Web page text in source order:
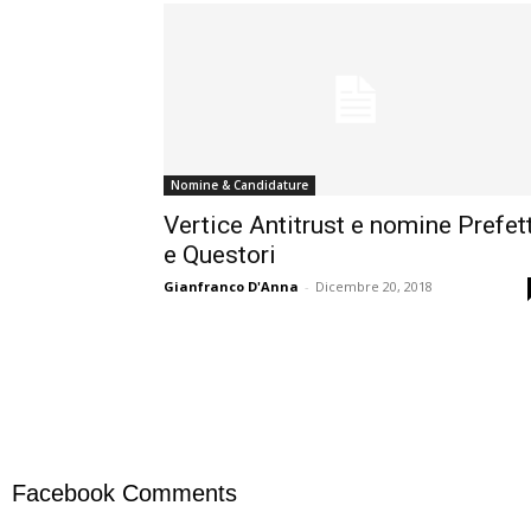
Nomine & Candidature
Vertice Antitrust e nomine
e Questori
Gianfranco D'Anna - Dicembre 20, 2018
Facebook Comments